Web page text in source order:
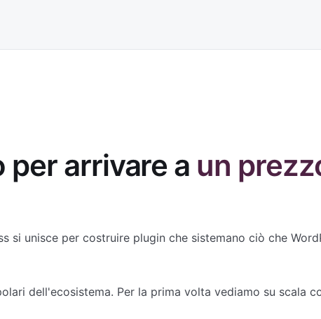
per arrivare a un
si unisce per costruire plugin che sistemano ciò che
dell'ecosistema. Per la prima volta vediamo su scala